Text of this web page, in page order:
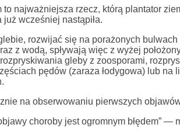
to najważniejsza rzecz, którą plantator
wcześniej nastąpiła.
rozwijać się na porażonych
z wodą, spływają więc z wyżej
gleby z zoosporami,
pędów (zaraza łodygowa) lub
na obserwowaniu pierwszych
choroby jest ogromnym błędem” —